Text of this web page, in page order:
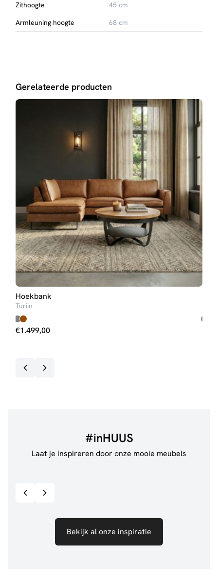
Zithoogte
45 cm
Armleuning hoogte
68 cm
Gerelateerde producten
Hoekbank
Turijn
€1.499,00
#inHUUS
Laat je inspireren door onze mooie meubels
Bekijk al onze inspiratie